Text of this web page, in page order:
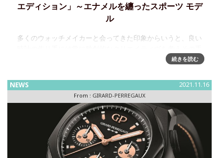
エディション」～エナメルを纏ったスポーツ モデ
ル
多くのウォッチメイカーと会ってきた印象からいうと、良い
段を探している感がある。しかしその使い手であるユーザー
ジがある。特にファッショ
続きを読む
NEWS 2021.11.16
From : GIRARD-PERREGAUX